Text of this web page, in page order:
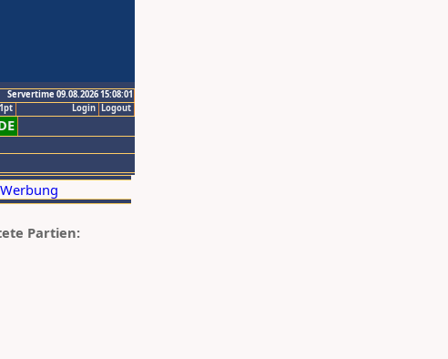
Servertime 09.08.2026 15:08:01
Logout
Login
Partien: